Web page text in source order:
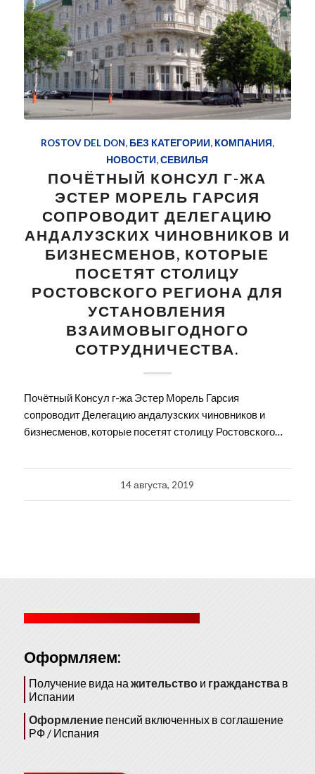
ROSTOV DEL DON, БЕЗ КАТЕГОРИИ, КОМПАНИЯ,
НОВОСТИ,СЕВИЛЬЯ
ПОЧЁТНЫЙ КОНСУЛ Г-ЖА
ЭСТЕР МОРЕЛЬ ГАРСИЯ
СОПРОВОДИТ ДЕЛЕГАЦИЮ
АНДАЛУЗСКИХ ЧИНОВНИКОВ И
БИЗНЕСМЕНОВ, КОТОРЫЕ
ПОСЕТЯТ СТОЛИЦУ
РОСТОВСКОГО РЕГИОНА ДЛЯ
УСТАНОВЛЕНИЯ
ВЗАИМОВЫГОДНОГО
СОТРУДНИЧЕСТВА.
Почётный Консул г-жа Эстер Морель Гарсия
сопроводит Делегацию андалузских чиновников и
бизнесменов, которые посетят столицу Ростовского…
14 августа, 2019
Оформляем:
Получение вида на жительство и гражданства в
Испании
Оформлениепенсий включенных в соглашение
РФ / Испания